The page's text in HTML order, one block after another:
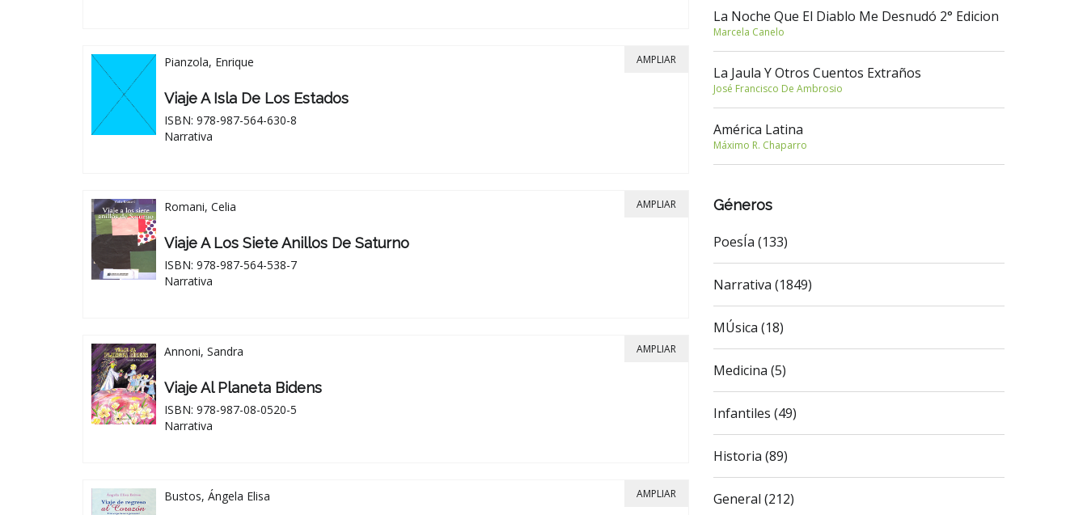
Pianzola, Enrique
Viaje A Isla De Los Estados
ISBN: 978-987-564-630-8
Narrativa
AMPLIAR
Romani, Celia
Viaje A Los Siete Anillos De Saturno
ISBN: 978-987-564-538-7
Narrativa
AMPLIAR
Annoni, Sandra
Viaje Al Planeta Bidens
ISBN: 978-987-08-0520-5
Narrativa
AMPLIAR
Bustos, Ángela Elisa AMPLIAR
La Noche Que El Diablo Me Desnudó 2° Edicion
Marcela Canelo
La Jaula Y Otros Cuentos Extraños
José Francisco De Ambrosio
América Latina
Máximo R. Chaparro
Géneros
PoesÍa (133)
Narrativa (1849)
MÚsica (18)
Medicina (5)
Infantiles (49)
Historia (89)
General (212)